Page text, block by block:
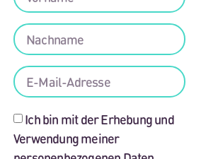
Ich bin mit der Erhebung und
Verwendung meiner